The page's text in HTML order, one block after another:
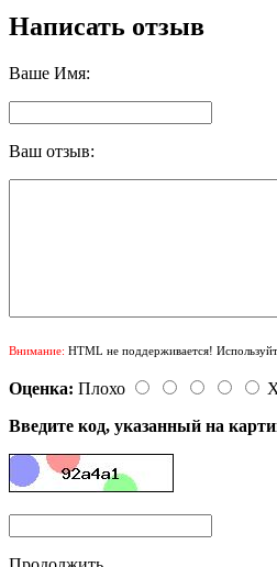
Написать отзыв
Ваше Имя:
Ваш отзыв:
Внимание: HTML не поддерживается!
Оценка: Плохо
Введите код, указанный на